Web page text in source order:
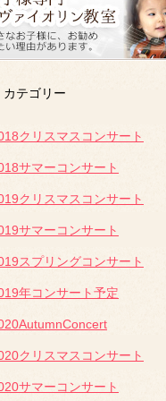
カテゴリー
クリスマスコンサート
サマーコンサート
クリスマスコンサート
サマーコンサート
スプリングコンサート
年コンサート予定
クリスマスコンサート
サマーコンサート